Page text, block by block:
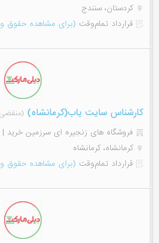
کردستان، سنندج
قرارداد تمام‌وقت (برای مشاهده حقوق
کارشناس سایت یاب(کرمانشاه)
فروشگاه های زنجیره ای سرزمین خرید | Daily Market
کرمانشاه، کرمانشاه
قرارداد تمام‌وقت (برای مشاهده حقوق